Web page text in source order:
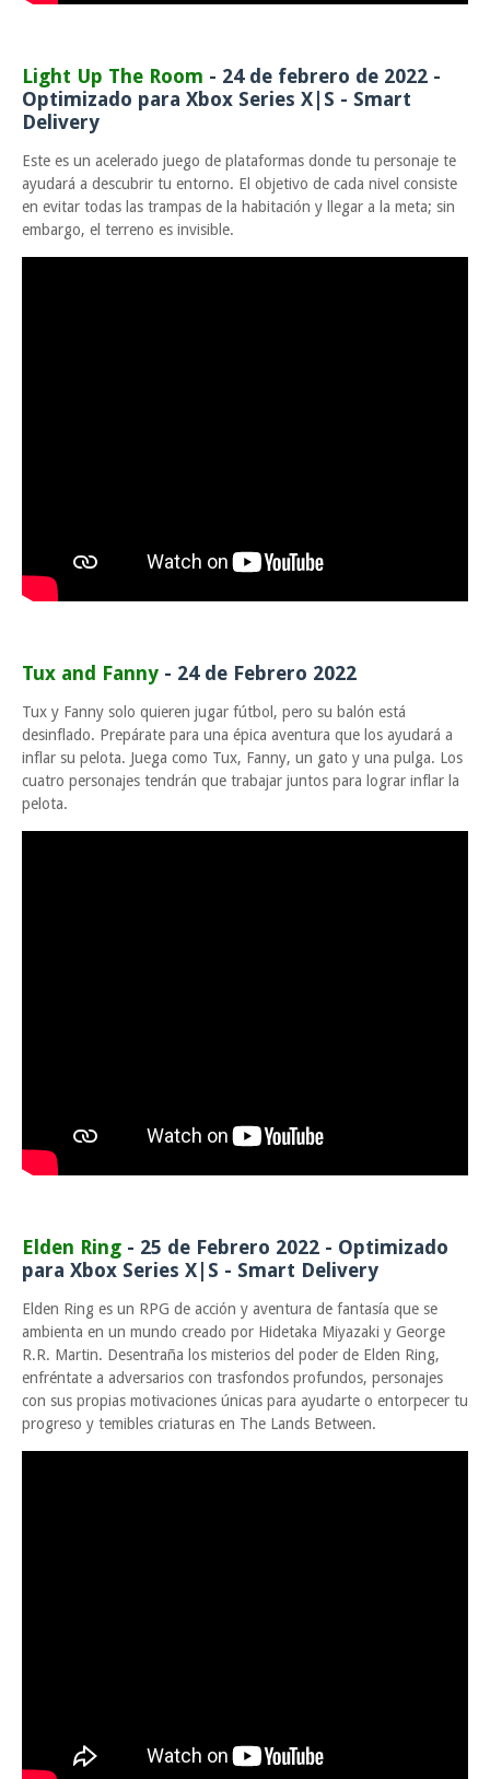
Light Up The Room - 24 de febrero de 2022 -
Optimizado para Xbox Series X|S - Smart
Delivery
Este es un acelerado juego de plataformas donde tu personaje te
ayudará a descubrir tu entorno. El objetivo de cada nivel consiste
en evitar todas las trampas de la habitación y llegar a la meta; sin
embargo, el terreno es invisible.
Tux and Fanny - 24 de Febrero 2022
Tux y Fanny solo quieren jugar fútbol, ​​pero su balón está
desinflado. Prepárate para una épica aventura que los ayudará a
inflar su pelota. Juega como Tux, Fanny, un gato y una pulga. Los
cuatro personajes tendrán que trabajar juntos para lograr inflar la
pelota.
Elden Ring - 25 de Febrero 2022 - Optimizado
para Xbox Series X|S - Smart Delivery
Elden Ring es un RPG de acción y aventura de fantasía que se
ambienta en un mundo creado por Hidetaka Miyazaki y George
R.R. Martin. Desentraña los misterios del poder de Elden Ring,
enfréntate a adversarios con trasfondos profundos, personajes
con sus propias motivaciones únicas para ayudarte o entorpecer tu
progreso y temibles criaturas en The Lands Between.